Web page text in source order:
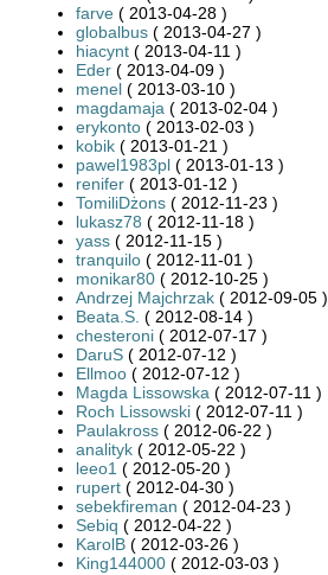
farve ( 2013-04-28 )
globalbus ( 2013-04-27 )
hiacynt ( 2013-04-11 )
Eder ( 2013-04-09 )
menel ( 2013-03-10 )
magdamaja ( 2013-02-04 )
erykonto ( 2013-02-03 )
kobik ( 2013-01-21 )
pawel1983pl ( 2013-01-13 )
renifer ( 2013-01-12 )
TomiliDżons ( 2012-11-23 )
lukasz78 ( 2012-11-18 )
yass ( 2012-11-15 )
tranquilo ( 2012-11-01 )
monikar80 ( 2012-10-25 )
Andrzej Majchrzak ( 2012-09-05 )
Beata.S. ( 2012-08-14 )
chesteroni ( 2012-07-17 )
DaruS ( 2012-07-12 )
Ellmoo ( 2012-07-12 )
Magda Lissowska ( 2012-07-11 )
Roch Lissowski ( 2012-07-11 )
Paulakross ( 2012-06-22 )
analityk ( 2012-05-22 )
leeo1 ( 2012-05-20 )
rupert ( 2012-04-30 )
sebekfireman ( 2012-04-23 )
Sebiq ( 2012-04-22 )
KarolB ( 2012-03-26 )
King144000 ( 2012-03-03 )